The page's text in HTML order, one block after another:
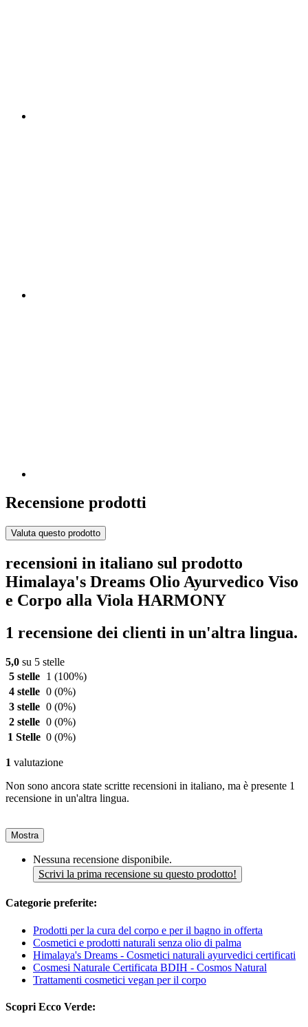
Recensione prodotti
Valuta questo prodotto
recensioni in italiano sul prodotto
Himalaya's Dreams Olio Ayurvedico Viso
e Corpo alla Viola HARMONY
1 recensione dei clienti in un'altra lingua.
5,0 su 5 stelle
5 stelle
1 (100%)
4 stelle 0 (0%)
3 stelle 0 (0%)
2 stelle 0 (0%)
1 Stelle 0 (0%)
1 valutazione
Non sono ancora state scritte recensioni in italiano, ma è presente 1
recensione in un'altra lingua.
Mostra
Nessuna recensione disponibile.
Scrivi la prima recensione su questo prodotto!
Categorie preferite:
Prodotti per la cura del corpo e per il bagno in offerta
Cosmetici e prodotti naturali senza olio di palma
Himalaya's Dreams - Cosmetici naturali ayurvedici certificati
Cosmesi Naturale Certificata BDIH - Cosmos Natural
Trattamenti cosmetici vegan per il corpo
Scopri Ecco Verde: